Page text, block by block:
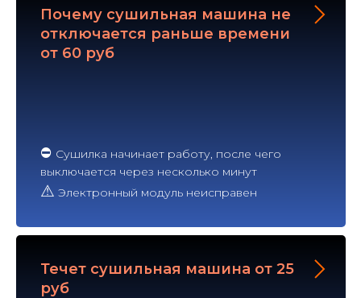
Почему сушильная машина не
отключается раньше времени
от 60 руб
⛔ Сушилка начинает работу, после чего
выключается через несколько минут
⚠ Электронный модуль неисправен
Течет сушильная машина от 25
руб